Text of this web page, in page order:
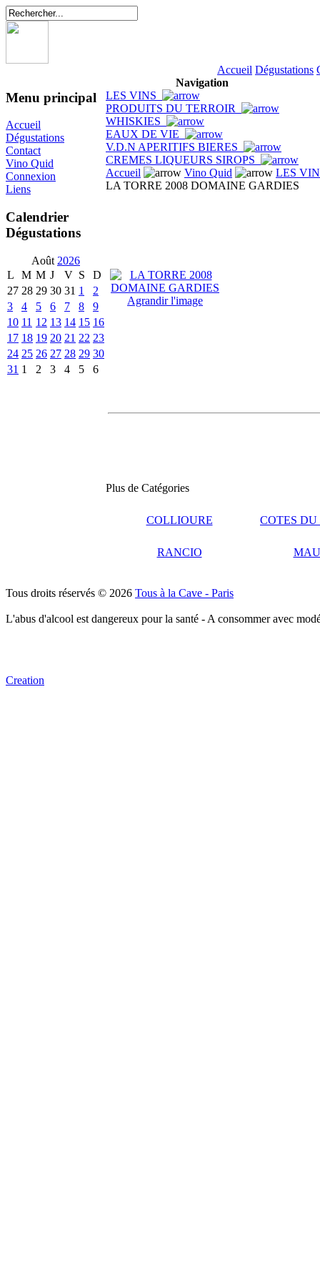
Accueil Dégustations
Menu principal
Accueil
Dégustations
Contact
Vino Quid
Connexion
Liens
Calendrier
Dégustations
Août 2026
L
M M J V S
D
27 28 29 30 31 1
2
3
4 5 6 7 8
9
10 11 12 13 14 15 16
17 18 19 20 21 22 23
24 25 26 27 28 29 30
31 1 2 3 4 5 6
Navigation
LES VINS
PRODUITS DU TERROIR
WHISKIES
EAUX DE VIE
V.D.N APERITIFS BIERES
CREMES LIQUEURS SIROPS
Accueil
Vino Quid
LES
LA TORRE 2008 DOMAINE GARDIES
Agrandir l'image
Plus de Catégories
COLLIOURE COTES
RANCIO
Tous droits réservés © 2026 Tous à la Cave - Paris
L'abus d'alcool est dangereux pour la santé - A consommer avec
Creation